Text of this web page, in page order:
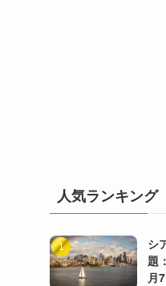
人気ランキング
シ
題
月